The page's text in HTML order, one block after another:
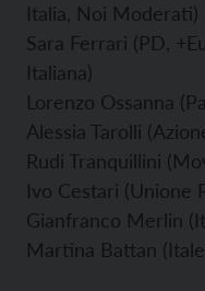
Italia, Noi Moderati)
Sara Ferrari (PD,
Italiana)
Lorenzo Ossanna
Alessia Tarolli
Rudi Tranquillini
Ivo Cestari (Unione
Gianfranco Merlin
Martina Battan